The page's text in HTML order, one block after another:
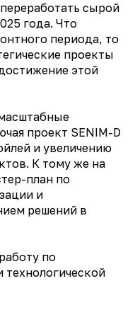
сырой
года. Что
периода, то
проекты
этой
проект SENIM-D
и увеличению
К тому же на
план по
и
решений в
по